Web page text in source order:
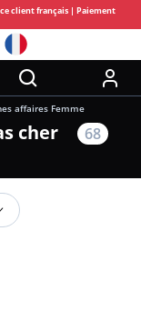
client français | Paiement
affaires Femme
cher 68